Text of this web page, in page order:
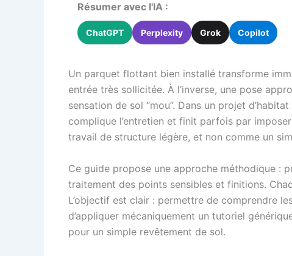
Résumer avec l'IA :
ChatGPT Perplexity Grok Copilot
Un parquet flottant bien installé transforme
entrée très sollicitée. À l’inverse, une pose
sensation de sol “mou”. Dans un projet
complique l’entretien et finit parfois par
travail de structure légère, et non comme un
Ce guide propose une approche méthodique :
traitement des points sensibles et finitions.
L’objectif est clair : permettre de comprendre
d’appliquer mécaniquement un tutoriel
pour un simple revêtement de sol.